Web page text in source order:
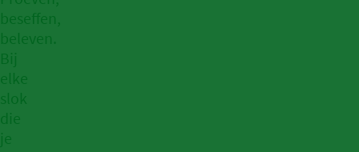
beseffen,
beleven.
Bij
elke
slok
die
je